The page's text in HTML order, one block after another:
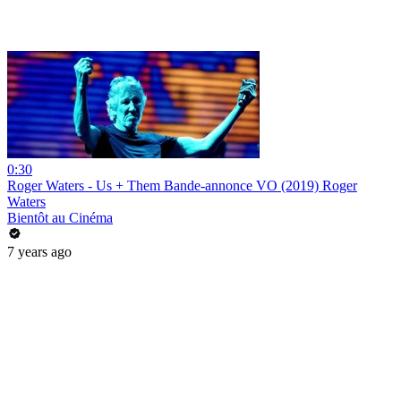
0:30
Roger Waters - Us + Them Bande-annonce VO (2019) Roger
Waters
Bientôt au Cinéma
7 years ago